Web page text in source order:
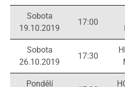
Sobota
19.10.2019
17:00
Sobota
26.10.2019
17:30
Pondělí